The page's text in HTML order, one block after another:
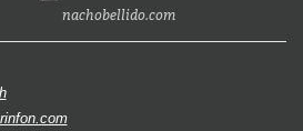
nachobellido.com